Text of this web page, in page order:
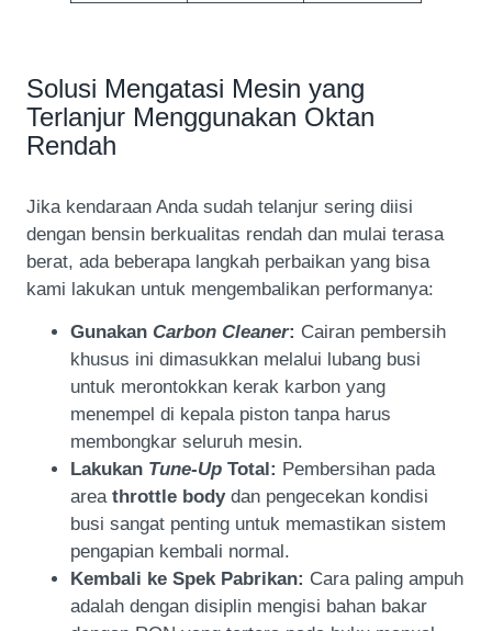
Solusi Mengatasi Mesin yang
Terlanjur Menggunakan Oktan
Rendah
Jika kendaraan Anda sudah telanjur sering diisi
dengan bensin berkualitas rendah dan mulai terasa
berat, ada beberapa langkah perbaikan yang bisa
kami lakukan untuk mengembalikan performanya:
Gunakan Carbon Cleaner: Cairan pembersih
khusus ini dimasukkan melalui lubang busi
untuk merontokkan kerak karbon yang
menempel di kepala piston tanpa harus
membongkar seluruh mesin.
Lakukan Tune-Up Total: Pembersihan pada
area throttle bodydan pengecekan kondisi
busi sangat penting untuk memastikan sistem
pengapian kembali normal.
Kembali ke Spek Pabrikan: Cara paling ampuh
adalah dengan disiplin mengisi bahan bakar